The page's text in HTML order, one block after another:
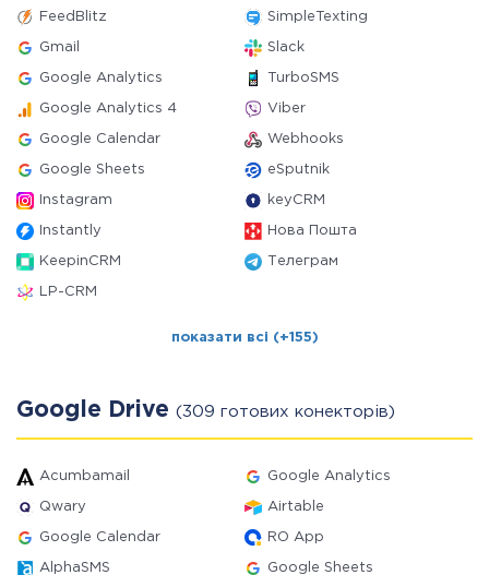
FeedBlitz SimpleTexting
Gmail Slack
Google Analytics TurboSMS
Google Analytics 4 Viber
Google Calendar Webhooks
Google Sheets eSputnik
Instagram keyCRM
Instantly Нова Пошта
KeepinCRM Телеграм
LP-CRM
показати всі (+155)
Google Drive (309 готових конекторів)
Acumbamail Google Analytics
Qwary Airtable
Google Calendar RO App
AlphaSMS Google Sheets